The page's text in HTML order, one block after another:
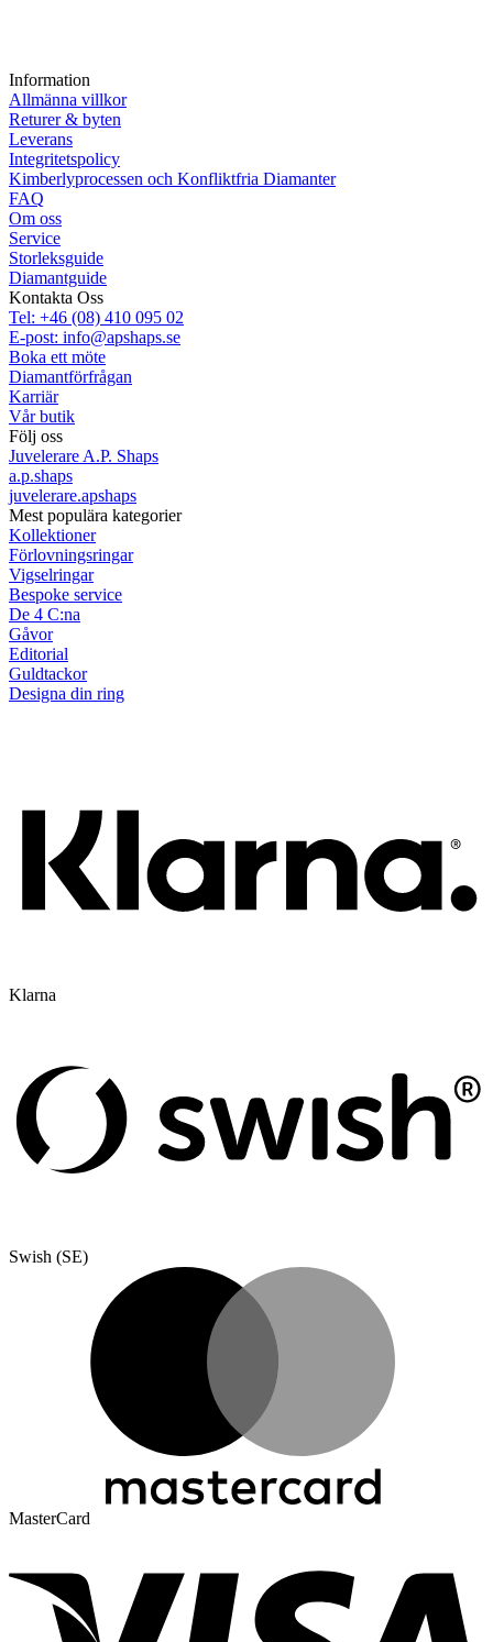
Information
Allmänna villkor
Returer & byten
Leverans
Integritetspolicy
Kimberlyprocessen och Konfliktfria Diamanter
FAQ
Om oss
Service
Storleksguide
Diamantguide
Kontakta Oss
Tel: +46 (08) 410 095 02
E-post: info@apshaps.se
Boka ett möte
Diamantförfrågan
Karriär
Vår butik
Följ oss
Juvelerare A.P. Shaps
a.p.shaps
juvelerare.apshaps
Mest populära kategorier
Kollektioner
Förlovningsringar
Vigselringar
Bespoke service
De 4 C:na
Gåvor
Editorial
Guldtackor
Designa din ring
Klarna
Swish (SE)
MasterCard